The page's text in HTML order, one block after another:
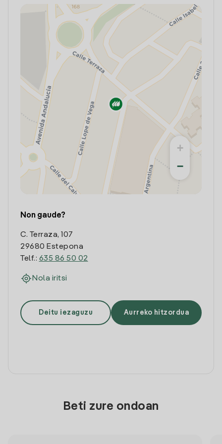
+
−
Non gaude?
C. Terraza, 107
29680 Estepona
Telf.: 635 86 50 02
Nola iritsi
Deitu iezaguzu Aurreko hitzordua
Beti zure ondoan